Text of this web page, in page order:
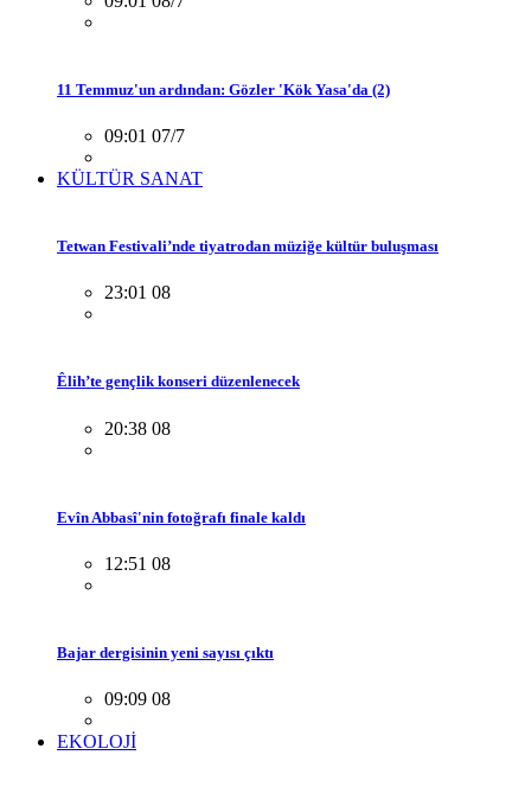
11 Temmuz'un ardından: Gözler 'Kök Yasa'da (2)
09:01 07/7
KÜLTÜR SANAT
Tetwan Festivali’nde tiyatrodan müziğe kültür buluşması
23:01 08
Êlih’te gençlik konseri düzenlenecek
20:38 08
Evîn Abbasî'nin fotoğrafı finale kaldı
12:51 08
Bajar dergisinin yeni sayısı çıktı
09:09 08
EKOLOJİ